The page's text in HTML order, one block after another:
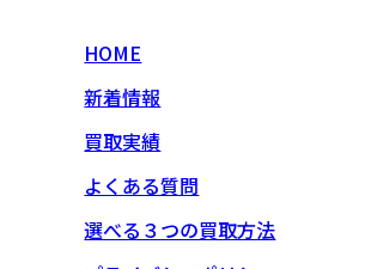
HOME
新着情報
買取実績
よくある質問
選べる３つの買取方法